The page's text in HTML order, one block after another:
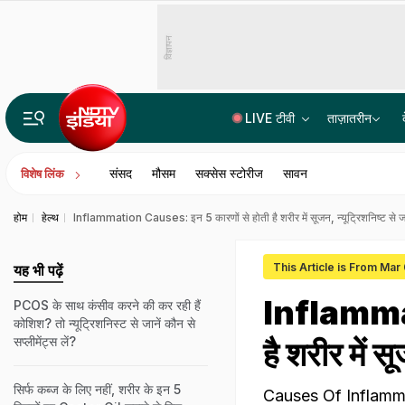
विज्ञापन
LIVE टीवी ताज़ातरीन
विशेष लिंक संसद मौसम सक्सेस स्टोरीज सावन
होम हेल्थ Inflammation Causes: इन 5 कारणों से होती है शरीर में सूजन, न्यूट्रिशनिष्ट से
This Article is From
है शरीर में
Causes Of
यह भी पढ़ें
PCOS के साथ कंसीव करने की कर रही हैं
कोशिश? तो न्यूट्रिशनिस्ट से जानें कौन से
सप्लीमेंट्स लें?
सिर्फ कब्ज के लिए नहीं, शरीर के इन 5